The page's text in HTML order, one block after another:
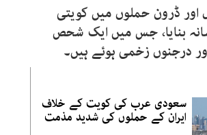
اور ڈرون حملوں میں کویتی
بنایا، جس میں ایک شحص
درجنوں زخمی ہوئے ہیں۔
سعودی عرب کی کویت کے خلاف
ایران کے حملوں کی شدید مذمت